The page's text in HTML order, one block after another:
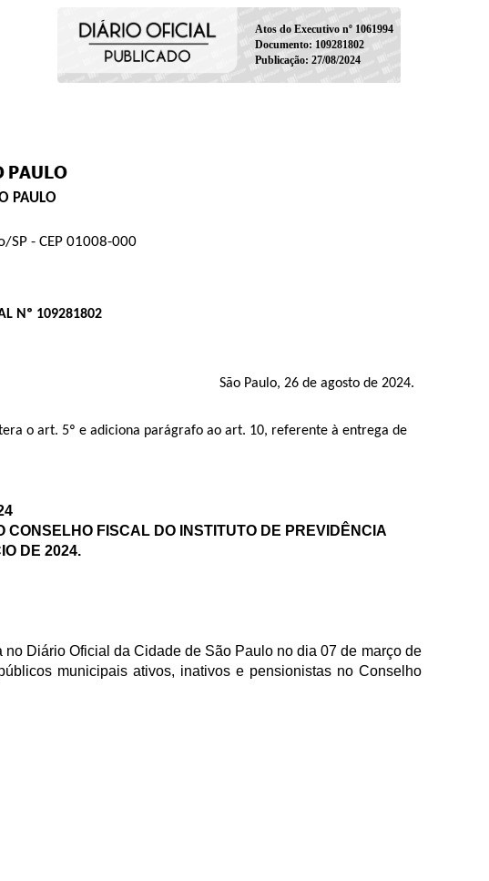
Atos do Executivo nº 1061994
Documento: 109281802
Publicação: 27/08/2024
PAULO
SP - CEP 01008-000
Nº 109281802
São Paulo, 26 de agosto de 2024.
o art. 5º e adiciona parágrafo ao art. 10, referente à entrega de
FISCAL DO INSTITUTO DE PREVIDÊNCIA
DE 2024.
no Diário Oficial da Cidade de São Paulo no dia 07 de março de
municipais ativos, inativos e pensionistas no Conselho